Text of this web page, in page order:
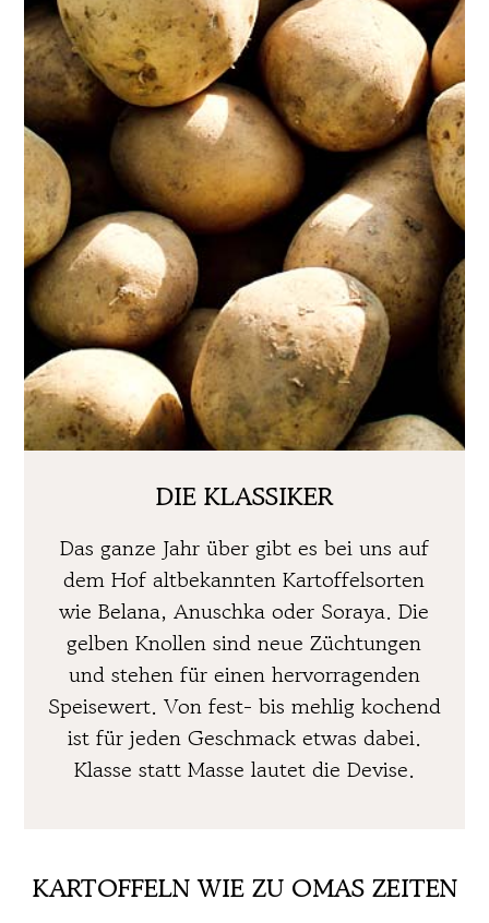
DIE KLASSIKER
Das ganze Jahr über gibt es bei uns auf
dem Hof altbekannten Kartoffelsorten
wie Belana, Anuschka oder Soraya. Die
gelben Knollen sind neue Züchtungen
und stehen für einen hervorragenden
Speisewert. Von fest- bis mehlig kochend
ist für jeden Geschmack etwas dabei.
Klasse statt Masse lautet die Devise.
KARTOFFELN WIE ZU OMAS ZEITEN